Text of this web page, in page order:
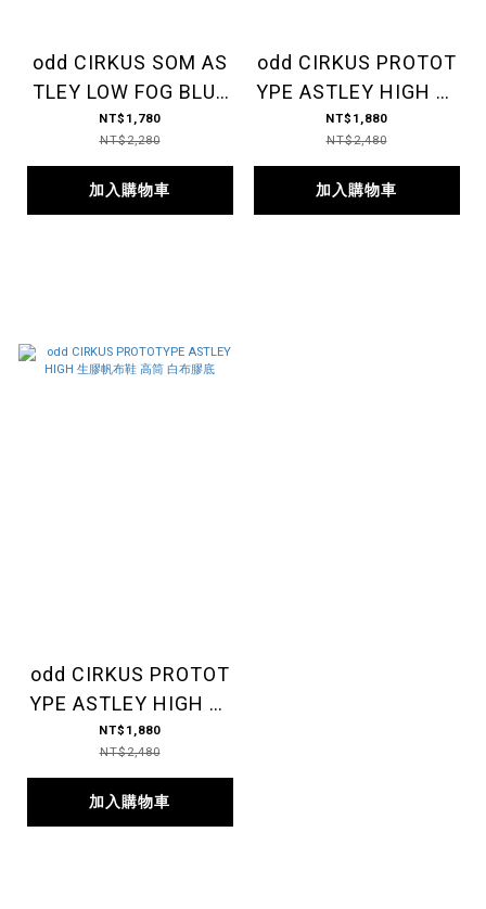
odd CIRKUS SOM AS
TLEY LOW FOG BLUE
/ 生膠帆布鞋 低筒 迷
霧藍
NT$1,780
NT$2,280
加入購物車
odd CIRKUS PROTOT
YPE ASTLEY HIGH 生
膠帆布鞋 高筒 黑布白
底
NT$1,880
NT$2,480
加入購物車
odd CIRKUS PROTOT
YPE ASTLEY HIGH 生
膠帆布鞋 高筒 白布膠
底
NT$1,880
NT$2,480
加入購物車